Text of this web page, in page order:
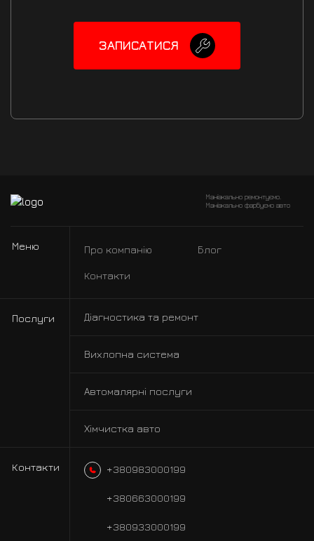
ЗАПИСАТИСЯ
Маніакально ремонтуємо.
Маніакально фарбуємо авто
Меню Про компанію
Контакти
Блог
Послуги Діагностика та ремонт
Вихлопна система
Автомалярні послуги
Хімчистка авто
Контакти +380983000199
+380663000199
+380933000199